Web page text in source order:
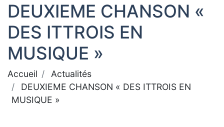
DEUXIEME CHANSON «
DES ITTROIS EN
MUSIQUE »
Accueil
Actualités
DEUXIEME CHANSON « DES ITTROIS EN
MUSIQUE »